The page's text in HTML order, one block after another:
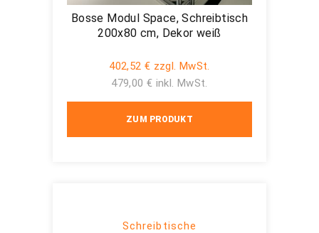
Bosse Modul Space, Schreibtisch
200x80 cm, Dekor weiß
402,52 € zzgl. MwSt.
479,00 € inkl. MwSt.
ZUM PRODUKT
Schreibtische